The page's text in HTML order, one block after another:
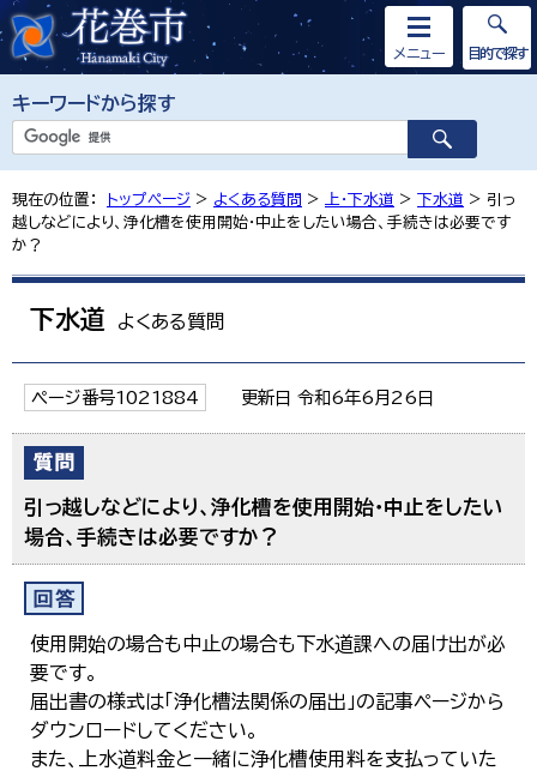
キーワードから探す
メニュー 目的で探す
現在の位置： トップページ > よくある質問 > 上・下水道 > 下水道 > 引っ
越しなどにより、浄化槽を使用開始・中止をしたい場合、手続きは必要です
か？
下水道 よくある質問
ページ番号1021884 更新日 令和6年6月26日
引っ越しなどにより、浄化槽を使用開始・中止をしたい
場合、手続きは必要ですか？
使用開始の場合も中止の場合も下水道課への届け出が必
要です。
届出書の様式は「浄化槽法関係の届出」の記事ページから
ダウンロードしてください。
また、上水道料金と一緒に浄化槽使用料を支払っていた